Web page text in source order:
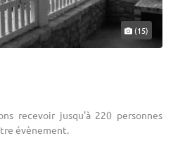
(15)
recevoir jusqu'à 220 personnes
évènement.